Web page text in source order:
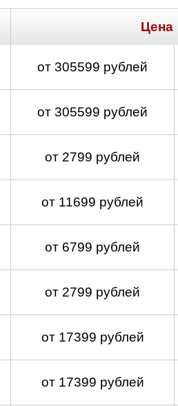
Цена
от 305599 рублей
от 305599 рублей
от 2799 рублей
от 11699 рублей
от 6799 рублей
от 2799 рублей
от 17399 рублей
от 17399 рублей